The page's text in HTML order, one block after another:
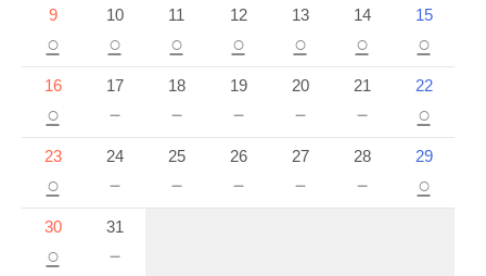
9
○
10
○
11
○
12
○
13
○
14
○
15
○
16
○
17
－
18
－
19
－
20
－
21
－
22
○
23
○
24
－
25
－
26
－
27
－
28
－
29
○
30
○
31
－